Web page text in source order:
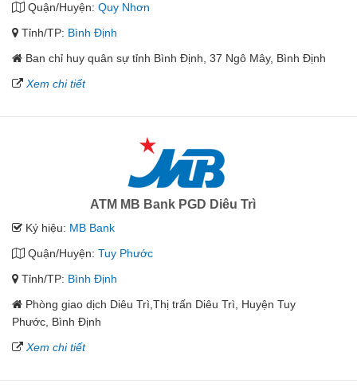
Quận/Huyện: Quy Nhơn
Tỉnh/TP: Bình Định
Ban chỉ huy quân sự tỉnh Bình Định, 37 Ngô Mây, Bình Định
Xem chi tiết
ATM MB Bank PGD Diêu Trì
Ký hiệu: MB Bank
Quận/Huyện: Tuy Phước
Tỉnh/TP: Bình Định
Phòng giao dịch Diêu Trì,Thị trấn Diêu Trì, Huyện Tuy
Phước, Bình Định
Xem chi tiết